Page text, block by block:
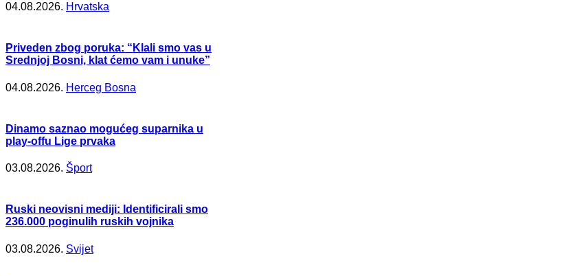
04.08.2026. Hrvatska
Priveden zbog poruka: “Klali smo vas u
Srednjoj Bosni, klat ćemo vam i unuke”
04.08.2026. Herceg Bosna
Dinamo saznao mogućeg suparnika u
play-offu Lige prvaka
03.08.2026. Šport
Ruski neovisni mediji: Identificirali smo
236.000 poginulih ruskih vojnika
03.08.2026. Svijet